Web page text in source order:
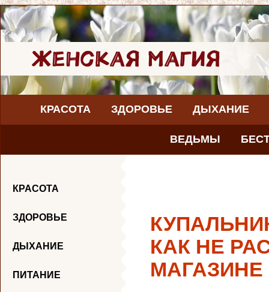
КРАСОТА ЗДОРОВЬЕ ДЫХАНИЕ
ВЕДЬМЫ
КРАСОТА
ЗДОРОВЬЕ
ДЫХАНИЕ
ПИТАНИЕ
КАК НЕ
МАГАЗИНЕ